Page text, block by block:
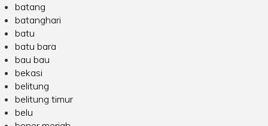
batang
batanghari
batu
batu bara
bau bau
bekasi
belitung
belitung timur
belu